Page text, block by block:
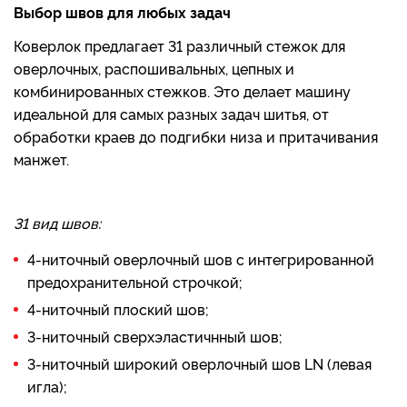
Выбор швов для любых задач
Коверлок предлагает 31 различный стежок для
оверлочных, распошивальных, цепных и
комбинированных стежков. Это делает машину
идеальной для самых разных задач шитья, от
обработки краев до подгибки низа и притачивания
манжет.
31 вид швов:
4-ниточный оверлочный шов с интегрированной
предохранительной строчкой;
4-ниточный плоский шов;
3-ниточный сверхэластичнный шов;
3-ниточный широкий оверлочный шов LN (левая
игла);